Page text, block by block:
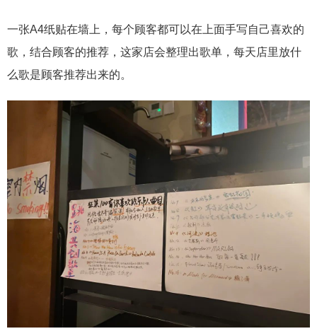
一张A4纸贴在墙上，每个顾客都可以在上面手写自己喜欢的
歌，结合顾客的推荐，这家店会整理出歌单，每天店里放什
么歌是顾客推荐出来的。